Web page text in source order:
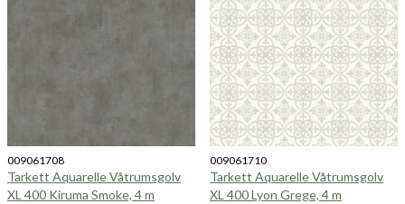
009061708
Tarkett Aquarelle Våtrumsgolv
XL 400 Kiruma Smoke, 4 m
009061710
Tarkett Aquarelle Våtrumsgolv
XL 400 Lyon Grege, 4 m